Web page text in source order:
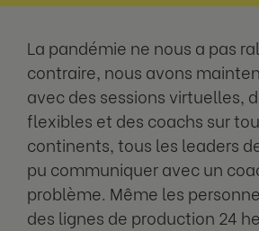
La pandémie ne nous a pas
contraire, nous avons
avec des sessions virtuelles,
flexibles et des coachs sur
continents, tous les leaders
pu communiquer avec un
problème. Même les
des lignes de production 24